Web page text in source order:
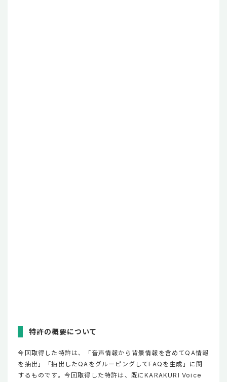
特許の概要について
今回取得した特許は、「音声情報から背景情報を含めてQA情報
を抽出」「抽出したQAをグルーピングしてFAQを生成」に関
するものです。今回取得した特許は、既にKARAKURI Voice